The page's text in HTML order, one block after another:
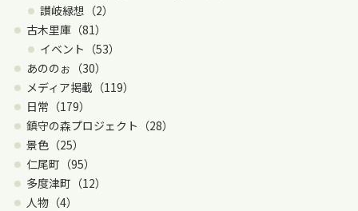
讃岐緑想（2）
古木里庫（81）
イベント（53）
あののぉ（30）
メディア掲載（119）
日常（179）
鎮守の森プロジェクト（28）
景色（25）
仁尾町（95）
多度津町（12）
人物（4）